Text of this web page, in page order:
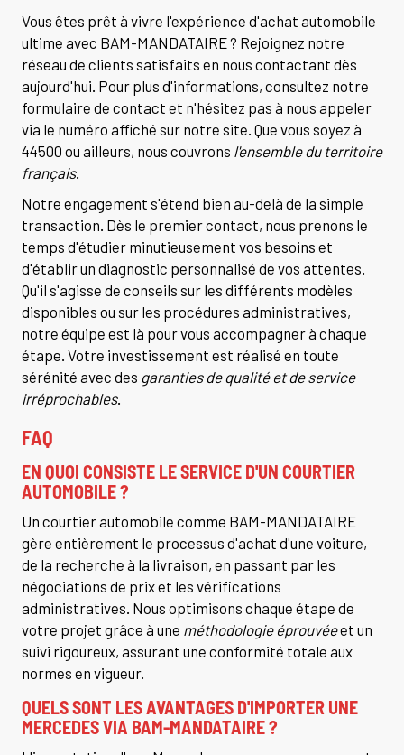
Vous êtes prêt à vivre l'expérience d'achat automobile
ultime avec BAM-MANDATAIRE ? Rejoignez notre
réseau de clients satisfaits en nous contactant dès
aujourd'hui. Pour plus d'informations, consultez notre
formulaire de contact et n'hésitez pas à nous appeler
via le numéro affiché sur notre site. Que vous soyez à
44500 ou ailleurs, nous couvrons l'ensemble du territoire
français.
Notre engagement s'étend bien au-delà de la simple
transaction. Dès le premier contact, nous prenons le
temps d'étudier minutieusement vos besoins et
d'établir un diagnostic personnalisé de vos attentes.
Qu'il s'agisse de conseils sur les différents modèles
disponibles ou sur les procédures administratives,
notre équipe est là pour vous accompagner à chaque
étape. Votre investissement est réalisé en toute
sérénité avec des garanties de qualité et de service
irréprochables.
FAQ
EN QUOI CONSISTE LE SERVICE D'UN COURTIER
AUTOMOBILE ?
Un courtier automobile comme BAM-MANDATAIRE
gère entièrement le processus d'achat d'une voiture,
de la recherche à la livraison, en passant par les
négociations de prix et les vérifications
administratives. Nous optimisons chaque étape de
votre projet grâce à une méthodologie éprouvéeet un
suivi rigoureux, assurant une conformité totale aux
normes en vigueur.
QUELS SONT LES AVANTAGES D'IMPORTER UNE
MERCEDES VIA BAM-MANDATAIRE ?